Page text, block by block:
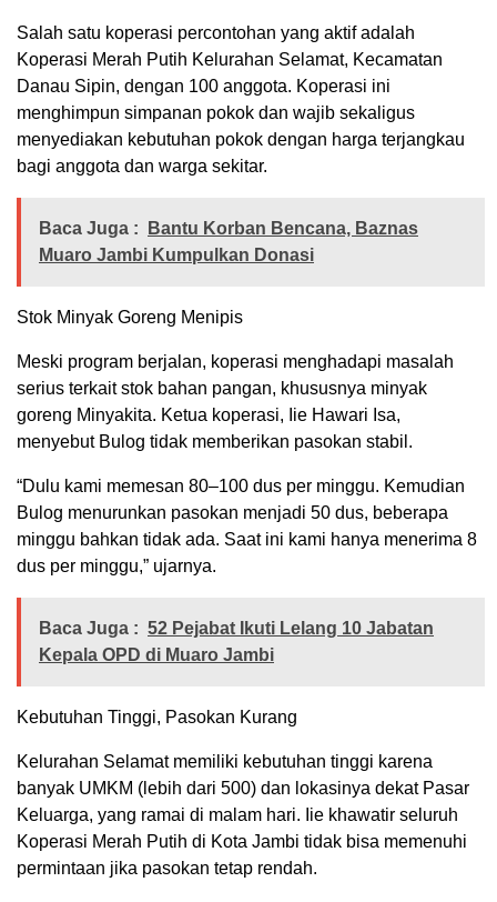
Salah satu koperasi percontohan yang aktif adalah
Koperasi Merah Putih Kelurahan Selamat, Kecamatan
Danau Sipin, dengan 100 anggota. Koperasi ini
menghimpun simpanan pokok dan wajib sekaligus
menyediakan kebutuhan pokok dengan harga terjangkau
bagi anggota dan warga sekitar.
Baca Juga :
Bantu Korban Bencana, Baznas
Muaro Jambi Kumpulkan Donasi
Stok Minyak Goreng Menipis
Meski program berjalan, koperasi menghadapi masalah
serius terkait stok bahan pangan, khususnya minyak
goreng Minyakita. Ketua koperasi, Iie Hawari Isa,
menyebut Bulog tidak memberikan pasokan stabil.
“Dulu kami memesan 80–100 dus per minggu. Kemudian
Bulog menurunkan pasokan menjadi 50 dus, beberapa
minggu bahkan tidak ada. Saat ini kami hanya menerima 8
dus per minggu,” ujarnya.
Baca Juga : 52 Pejabat Ikuti Lelang 10 Jabatan
Kepala OPD di Muaro Jambi
Kebutuhan Tinggi, Pasokan Kurang
Kelurahan Selamat memiliki kebutuhan tinggi karena
banyak UMKM (lebih dari 500) dan lokasinya dekat Pasar
Keluarga, yang ramai di malam hari. Iie khawatir seluruh
Koperasi Merah Putih di Kota Jambi tidak bisa memenuhi
permintaan jika pasokan tetap rendah.